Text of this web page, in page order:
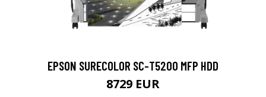
EPSON SURECOLOR SC-T5200 MFP HDD
8729 EUR